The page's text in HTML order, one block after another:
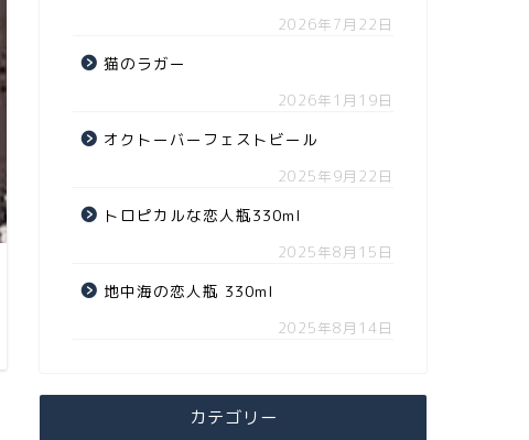
2026年7月22日
猫のラガー
2026年1月19日
オクトーバーフェストビール
2025年9月22日
トロピカルな恋人瓶330ml
2025年8月15日
地中海の恋人瓶 330ml
2025年8月14日
カテゴリー